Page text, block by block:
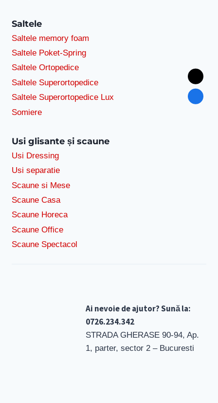
Saltele
Saltele memory foam
Saltele Poket-Spring
Saltele Ortopedice
Saltele Superortopedice
Saltele Superortopedice Lux
Somiere
Usi glisante și scaune
Usi Dressing
Usi separatie
Scaune si Mese
Scaune Casa
Scaune Horeca
Scaune Office
Scaune Spectacol
Ai nevoie de ajutor? Sună la:
0726.234.342
STRADA GHERASE 90-94, Ap.
1, parter, sector 2 – Bucuresti